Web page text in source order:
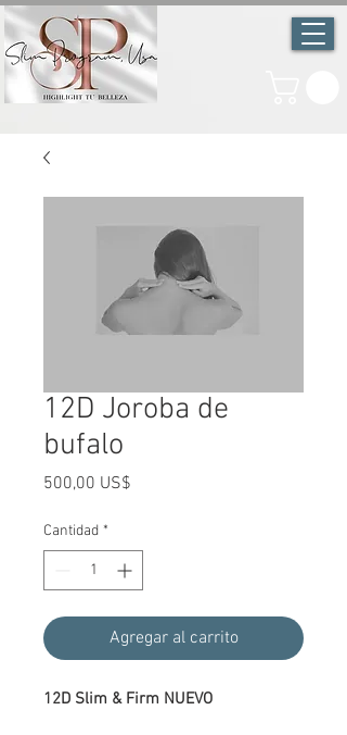
12D Joroba de
bufalo
500,00 US$
Cantidad *
Agregar al carrito
12D Slim & Firm NUEVO